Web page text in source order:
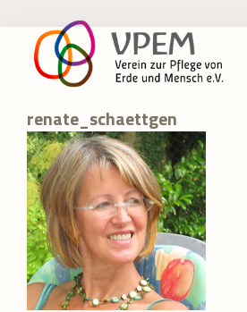
Inhalt
springen
renate_schaettgen